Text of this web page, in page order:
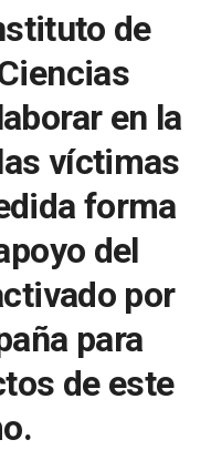
de
en la
víctimas
forma
del
por
para
de este